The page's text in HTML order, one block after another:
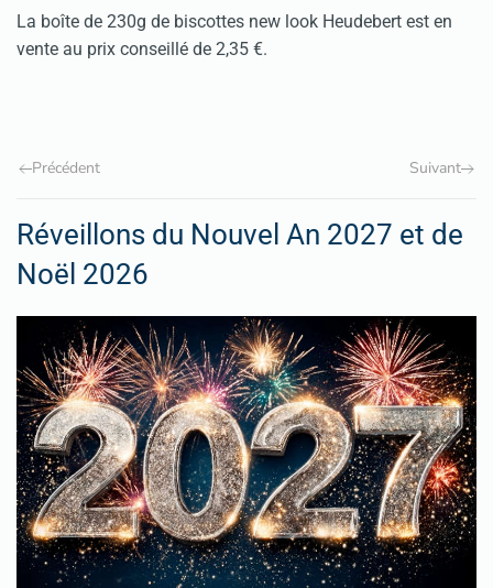
La boîte de 230g de biscottes new look Heudebert est en
vente au prix conseillé de 2,35 €.
Précédent Suivant
Réveillons du Nouvel An 2027 et de
Noël 2026